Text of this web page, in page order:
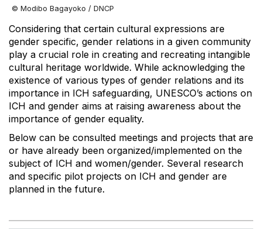
© Modibo Bagayoko / DNCP
Considering that certain cultural expressions are
gender specific, gender relations in a given community
play a crucial role in creating and recreating intangible
cultural heritage worldwide. While acknowledging the
existence of various types of gender relations and its
importance in ICH safeguarding, UNESCO’s actions on
ICH and gender aims at raising awareness about the
importance of gender equality.
Below can be consulted meetings and projects that are
or have already been organized/implemented on the
subject of ICH and women/gender. Several research
and specific pilot projects on ICH and gender are
planned in the future.